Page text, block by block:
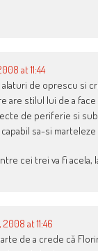
at 11:44
de oprescu si
are stilul lui de a
de periferie si
sa-si
cei trei va fi acela,
at 11:46
de a crede că